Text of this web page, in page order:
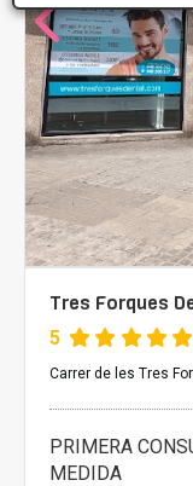
Tres Forques
5
Carrer de les Tres
PRIMERA
MEDIDA